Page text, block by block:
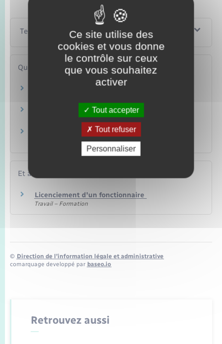
Textes de référence
Questions ? Réponses !
Inaptitude d'un fonctionnaire stagiaire :
quelles conséquences ?
Catégorie, corps, cadre d'emplois, grade et
échelon : quelles différences ?
Et aussi
Licenciement d'un fonctionnaire
Travail – Formation
© Direction de l’information légale et administrative
comarquage developpé par baseo.io
Retrouvez aussi
Ce site utilise des
cookies et vous donne
le contrôle sur ceux
que vous souhaitez
activer
Tout accepter
Tout refuser
Personnaliser